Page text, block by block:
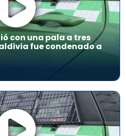
con una pala a tres
fue condenado a